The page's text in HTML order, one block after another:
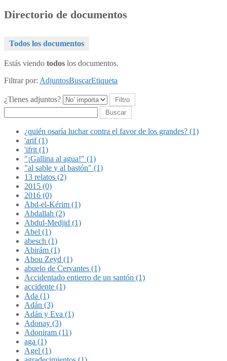
Directorio de documentos
Todos los documentos
Estás viendo todos los documentos.
Filtrar por: AdjuntosBuscarEtiqueta
¿Tienes adjuntos?
Buscar
¿quién osaría luchar contra el favor de los grandes? (1)
'arif (1)
'ifrit (1)
"¡Gallina al agua!" (1)
"al sable y al bastón" (1)
13 relatos (2)
2015 (0)
2016 (0)
Abd-el-Kérim (1)
Abdallah (2)
Abdul-Medjid (1)
Abel (1)
abesch (1)
Abirám (1)
Abou Zeyd (1)
abuelo de Cervantes (1)
Accidentado entierro de un santón (1)
accidente (1)
Ada (1)
Adán (3)
Adán y Eva (1)
Adonay (3)
Adoniram (11)
aga (1)
Agel (1)